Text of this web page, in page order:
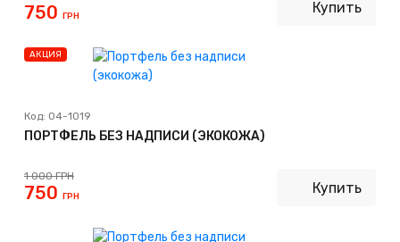
750 ГРН
Купить
АКЦИЯ
Код: 04-1019
ПОРТФЕЛЬ БЕЗ НАДПИСИ (ЭКОКОЖА)
1 000ГРН
750 ГРН
Купить